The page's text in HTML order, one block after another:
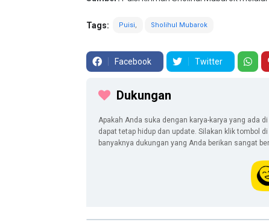
Tags: Puisi Sholihul Mubarok
Facebook Twitter
Dukungan
Apakah Anda suka dengan karya-karya yang ada
dapat tetap hidup dan update. Silakan klik tombol
banyaknya dukungan yang Anda berikan sangat